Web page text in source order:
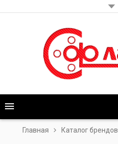
Главная Каталог брендов